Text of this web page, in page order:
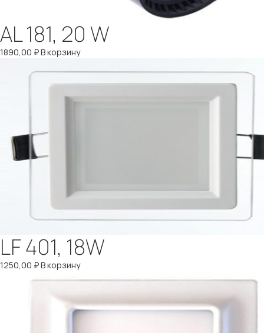
AL 181, 20 W
1890,00 ₽В корзину
LF 401, 18W
1250,00 ₽В корзину